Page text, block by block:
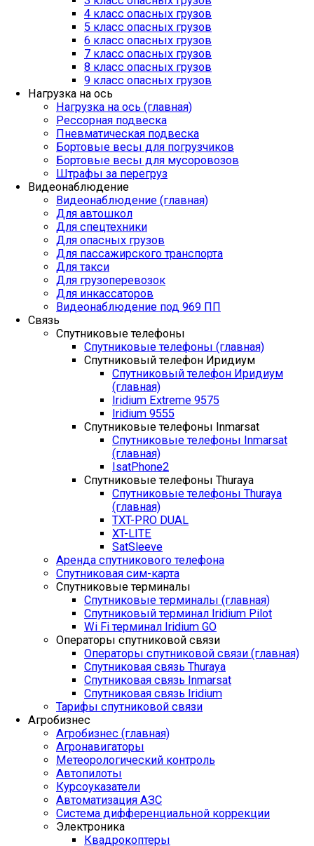
4 класс опасных грузов
5 класс опасных грузов
6 класс опасных грузов
7 класс опасных грузов
8 класс опасных грузов
9 класс опасных грузов
Нагрузка на ось
Нагрузка на ось (главная)
Рессорная подвеска
Пневматическая подвеска
Бортовые весы для погрузчиков
Бортовые весы для мусоровозов
Штрафы за перегруз
Видеонаблюдение
Видеонаблюдение (главная)
Для автошкол
Для спецтехники
Для опасных грузов
Для пассажирского транспорта
Для такси
Для грузоперевозок
Для инкассаторов
Видеонаблюдение под 969 ПП
Связь
Спутниковые телефоны
Спутниковые телефоны (главная)
Спутниковый телефон Иридиум
Спутниковый телефон Иридиум
(главная)
Iridium Extreme 9575
Iridium 9555
Спутниковые телефоны Inmarsat
Спутниковые телефоны Inmarsat
(главная)
IsatPhone2
Спутниковые телефоны Thuraya
Спутниковые телефоны Thuraya
(главная)
TXT-PRO DUAL
XT-LITE
SatSleeve
Аренда спутникового телефона
Спутниковая сим-карта
Спутниковые терминалы
Спутниковые терминалы (главная)
Спутниковый терминал Iridium Pilot
Wi Fi терминал Iridium GO
Операторы спутниковой связи
Операторы спутниковой связи (главная)
Спутниковая связь Thuraya
Спутниковая связь Inmarsat
Спутниковая связь Iridium
Тарифы спутниковой связи
Агробизнес
Агробизнес (главная)
Агронавигаторы
Метеорологический контроль
Автопилоты
Курсоуказатели
Автоматизация АЗС
Система дифференциальной коррекции
Электроника
Квадрокоптеры